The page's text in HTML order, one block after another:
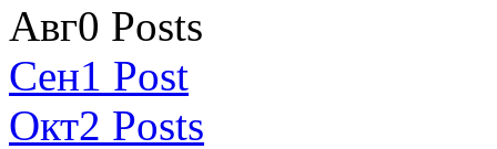
Авг0 Posts
Сен1 Post
Окт2 Posts